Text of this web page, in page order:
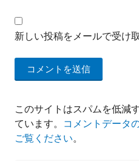
新しい投稿をメールで受け
このサイトはスパムを低減
ています。 コメントデータ
ご覧ください。